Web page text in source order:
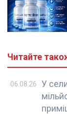
Читайте
У
06.08.26